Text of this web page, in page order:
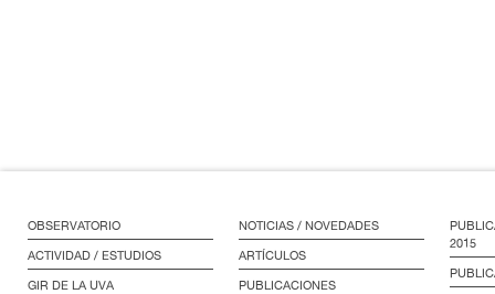
OBSERVATORIO
ACTIVIDAD / ESTUDIOS
GIR DE LA UVA
NOTICIAS / NOVEDADES
ARTÍCULOS
PUBLICACIONES
2015